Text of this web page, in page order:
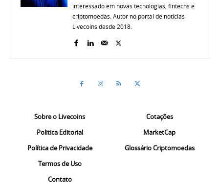
interessado em novas tecnologias, fintechs e
criptomoedas. Autor no portal de notícias
Livecoins desde 2018.
Sobre o Livecoins
Politica Editorial
Política de Privacidade
Termos de Uso
Contato
Cotações
MarketCap
Glossário Criptomoedas